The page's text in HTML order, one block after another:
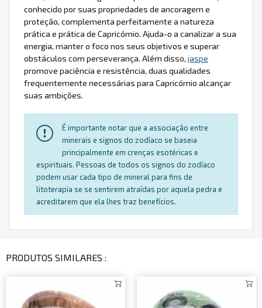
conhecido por suas propriedades de ancoragem e
proteção, complementa perfeitamente a natureza
prática e prática de Capricórnio. Ajuda-o a canalizar a sua
energia, manter o foco nos seus objetivos e superar
obstáculos com perseverança. Além disso, jaspe
promove paciência e resistência, duas qualidades
frequentemente necessárias para Capricórnio alcançar
suas ambições.
É importante notar que a associação entre
minerais e signos do zodíaco se baseia
principalmente em crenças esotéricas e
espirituais. Pessoas de todos os signos do zodíaco
podem usar cada tipo de mineral para fins de
litoterapia se se sentirem atraídas por aquela pedra e
acreditarem que ela lhes traz benefícios.
PRODUTOS SIMILARES :